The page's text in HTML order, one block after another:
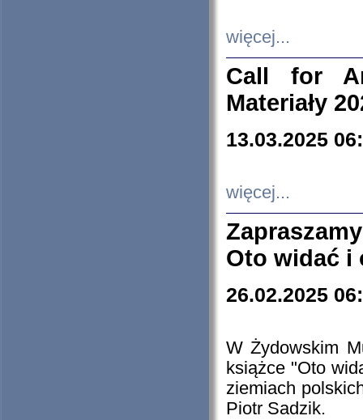
więcej...
Call for
Materiały
13.03.2025
więcej...
Oto widać i
26.02.2025
W Żydowskim
książce "Oto
ziemiach
Piotr Sadzik.